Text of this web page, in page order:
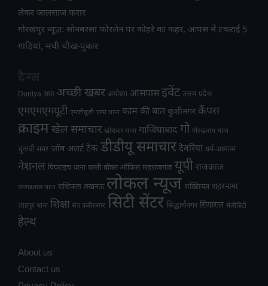
लेकर जालसाज फरार
गोरखपुर न्यूज़: सोनबरसा फोरलेन पर कोहरे का कहर, आपस में टकराईं 5
गाड़ियां, मची चीख-पुकार
Duniya 360 अच्छी खबर अयोध्या आसपास इवेंट उत्तम प्रदेश
एमएमएमयूटी एमजीयूजी एम्स थाना काम की बात कुशीनगर कैंपस
क्राइमखेल समाचार खोराबार थाना गाजियाबादगो गोरखनाथ थाना
चुनावी समर जॉब अलर्ट टेक डीडीयू समाचार देवरिया धर्म-अध्यात्म
नेशनल पिपराइच थाना बस्ती बॉक्स ऑफिस महराजगंज यूपी राजकाज
रामगढ़ताल थाना राशिफल लखनऊ लोकल न्यूज शख्सियत शहरनामा
शाहपुर थाना शिक्षा संत कबीरनगर सिटी सेंटर सिद्धार्थनगर सियासत सेलीब्रिटी
हेल्थ
About us
Contact us